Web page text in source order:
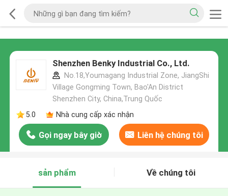
Shenzhen Benky Industrial Co., Ltd.
No.18,Youmagang Industrial Zone, JiangShi
Village Gongming Town, Bao'An District
Shenzhen City, China,Trung Quốc
5.0
Nhà cung cấp xác nhận
Gọi ngay bây giờ Liên hệ chúng tôi
sản phẩm Về chúng tôi